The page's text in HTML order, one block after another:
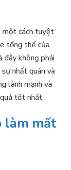
một cách tuyệt
tổng thể của
đây không phải
nhất quán và
lành mạnh và
tốt nhất.
làm mất